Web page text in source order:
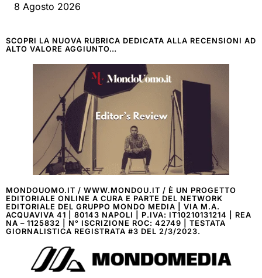
8 Agosto 2026
SCOPRI LA NUOVA RUBRICA DEDICATA ALLA RECENSIONI AD
ALTO VALORE AGGIUNTO…
MONDOUOMO.IT / WWW.MONDOU.IT / È UN PROGETTO
EDITORIALE ONLINE A CURA E PARTE DEL NETWORK
EDITORIALE DEL GRUPPO MONDO MEDIA | VIA M.A.
ACQUAVIVA 41 | 80143 NAPOLI | P.IVA: IT10210131214 | REA
NA – 1125832 | N° ISCRIZIONE ROC: 42749 | TESTATA
GIORNALISTICA REGISTRATA #3 DEL 2/3/2023.